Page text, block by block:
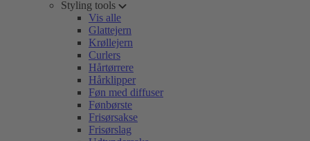
Styling tools
Vis alle
Glattejern
Krøllejern
Curlers
Hårtørrere
Hårklipper
Føn med diffuser
Fønbørste
Frisørsakse
Frisørslag